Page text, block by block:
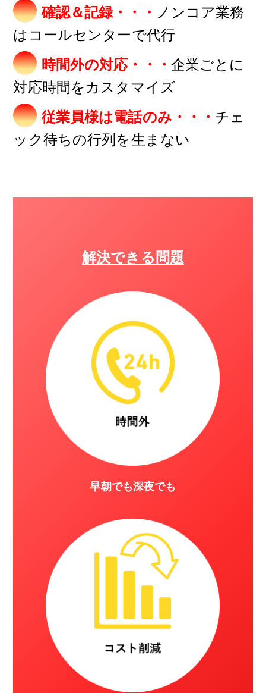
確認＆記録・・・ ノンコア業務
はコールセンターで代行
時間外の対応・・・ 企業ごとに
対応時間をカスタマイズ
従業員様は電話のみ・・・ チェ
ック待ちの行列を生まない
解決できる問題
早朝でも深夜でも